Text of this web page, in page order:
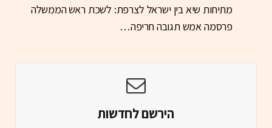
מתיחות שיא בין ישראל לצרפת: לשכת ראש הממשלה
פרסמה אמש תגובה חריפה…
הירשם לחדשות